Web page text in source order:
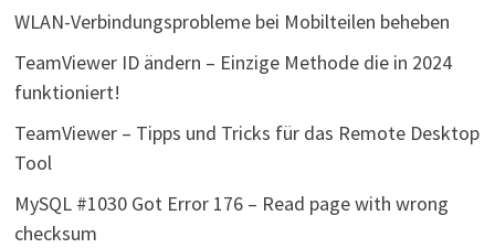
WLAN-Verbindungsprobleme bei Mobilteilen beheben
TeamViewer ID ändern – Einzige Methode die in 2024
funktioniert!
TeamViewer – Tipps und Tricks für das Remote Desktop
Tool
MySQL #1030 Got Error 176 – Read page with wrong
checksum